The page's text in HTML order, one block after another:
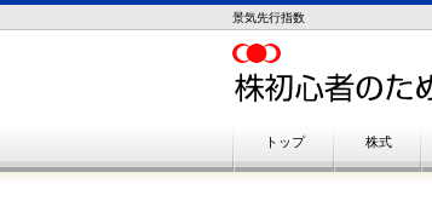
景気先行指数
トップ 株式